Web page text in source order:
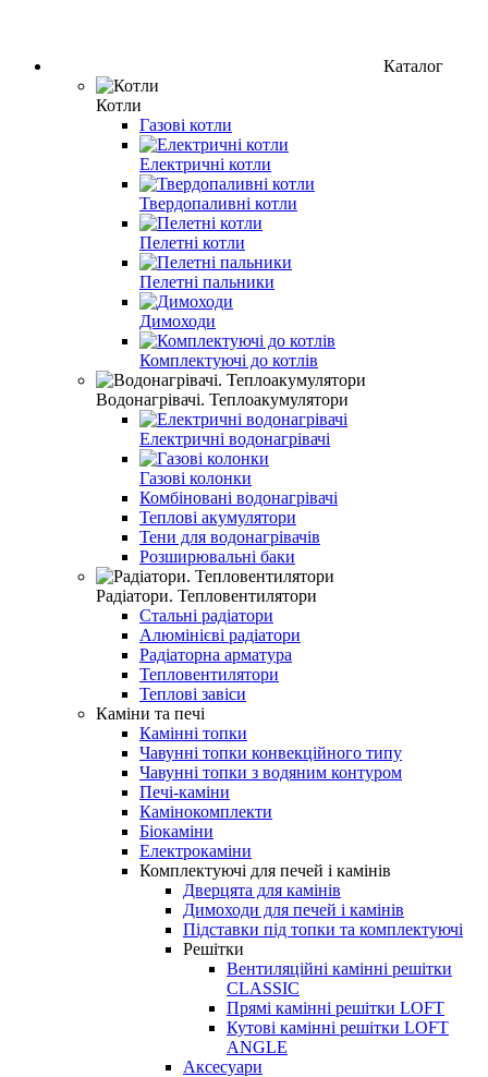
Каталог
Котли
Газові котли
Електричні котли
Твердопаливні котли
Пелетні котли
Пелетні пальники
Димоходи
Комплектуючі до котлів
Водонагрівачі. Теплоакумулятори
Електричні водонагрівачі
Газові колонки
Комбіновані водонагрівачі
Теплові акумулятори
Тени для водонагрівачів
Розширювальні баки
Радіатори. Тепловентилятори
Стальні радіатори
Алюмінієві радіатори
Радіаторна арматура
Тепловентилятори
Теплові завіси
Каміни та печі
Камінні топки
Чавунні топки конвекційного типу
Чавунні топки з водяним контуром
Печі-каміни
Камінокомплекти
Біокаміни
Електрокаміни
Комплектуючі для печей і камінів
Дверцята для камінів
Димоходи для печей і камінів
Підставки під топки та комплектуючі
Решітки
Вентиляційні камінні решітки
CLASSIC
Прямі камінні решітки LOFT
Кутові камінні решітки LOFT
ANGLE
Аксесуари